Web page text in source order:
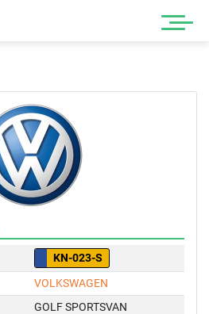
KN-023-S
VOLKSWAGEN
GOLF SPORTSVAN